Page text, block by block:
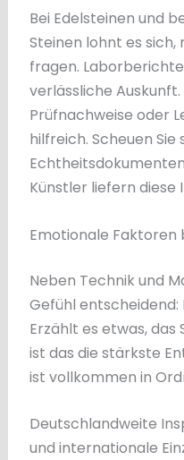
Bei Edelsteinen und
Steinen lohnt es
fragen. Laborberichte
verlässliche
Prüfnachweise oder
hilfreich. Scheuen
Künstler liefern
Emotionale Faktoren
Neben Technik und
Gefühl entscheidend:
Erzählt es etwas,
ist das die stärkste
ist vollkommen in
Deutschlandweite
und internationale